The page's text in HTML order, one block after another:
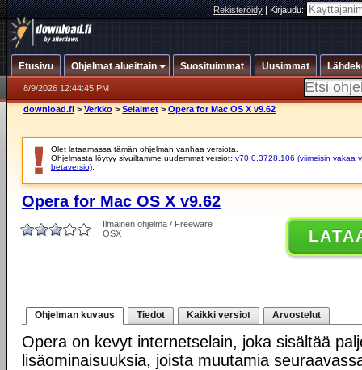
Rekisteröidy|Kirjaudu:
Etusivu Ohjelmat alueittain Suosituimmat Uusimmat
8/9/2026 12:44:45 PM
download.fi > Verkko > Selaimet > Opera for Mac OS X v9.62
Olet lataamassa tämän ohjelman vanhaa versiota.
Ohjelmasta löytyy sivuiltamme uudemmat versiot: v70.0.3728.106 (viimeisin vakaa
betaversio)
Opera for Mac OS X v9.62
Ilmainen ohjelma / Freeware
OSX
Ohjelman kuvaus Tiedot Kaikki versiot Arvostelut
Opera on kevyt internetselain, joka sisältää
lisäominaisuuksia, joista muutamia